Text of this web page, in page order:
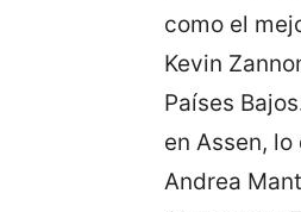
como el
Kevin
Países
en Assen,
Andrea